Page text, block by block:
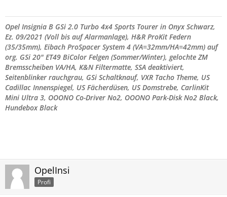
Opel Insignia B GSi 2.0 Turbo 4x4 Sports Tourer in Onyx Schwarz,
Ez. 09/2021 (Voll bis auf Alarmanlage), H&R ProKit Federn
(35/35mm), Eibach ProSpacer System 4 (VA=32mm/HA=42mm) auf
org. GSi 20" ET49 BiColor Felgen (Sommer/Winter), gelochte ZM
Bremsscheiben VA/HA, K&N Filtermatte, SSA deaktiviert,
Seitenblinker rauchgrau, GSi Schaltknauf, VXR Tacho Theme, US
Cadillac Innenspiegel, US Fächerdüsen, US Domstrebe, CarlinKit
Mini Ultra 3, OOONO Co-Driver No2, OOONO Park-Disk No2 Black,
Hundebox Black
OpelInsi
Profi